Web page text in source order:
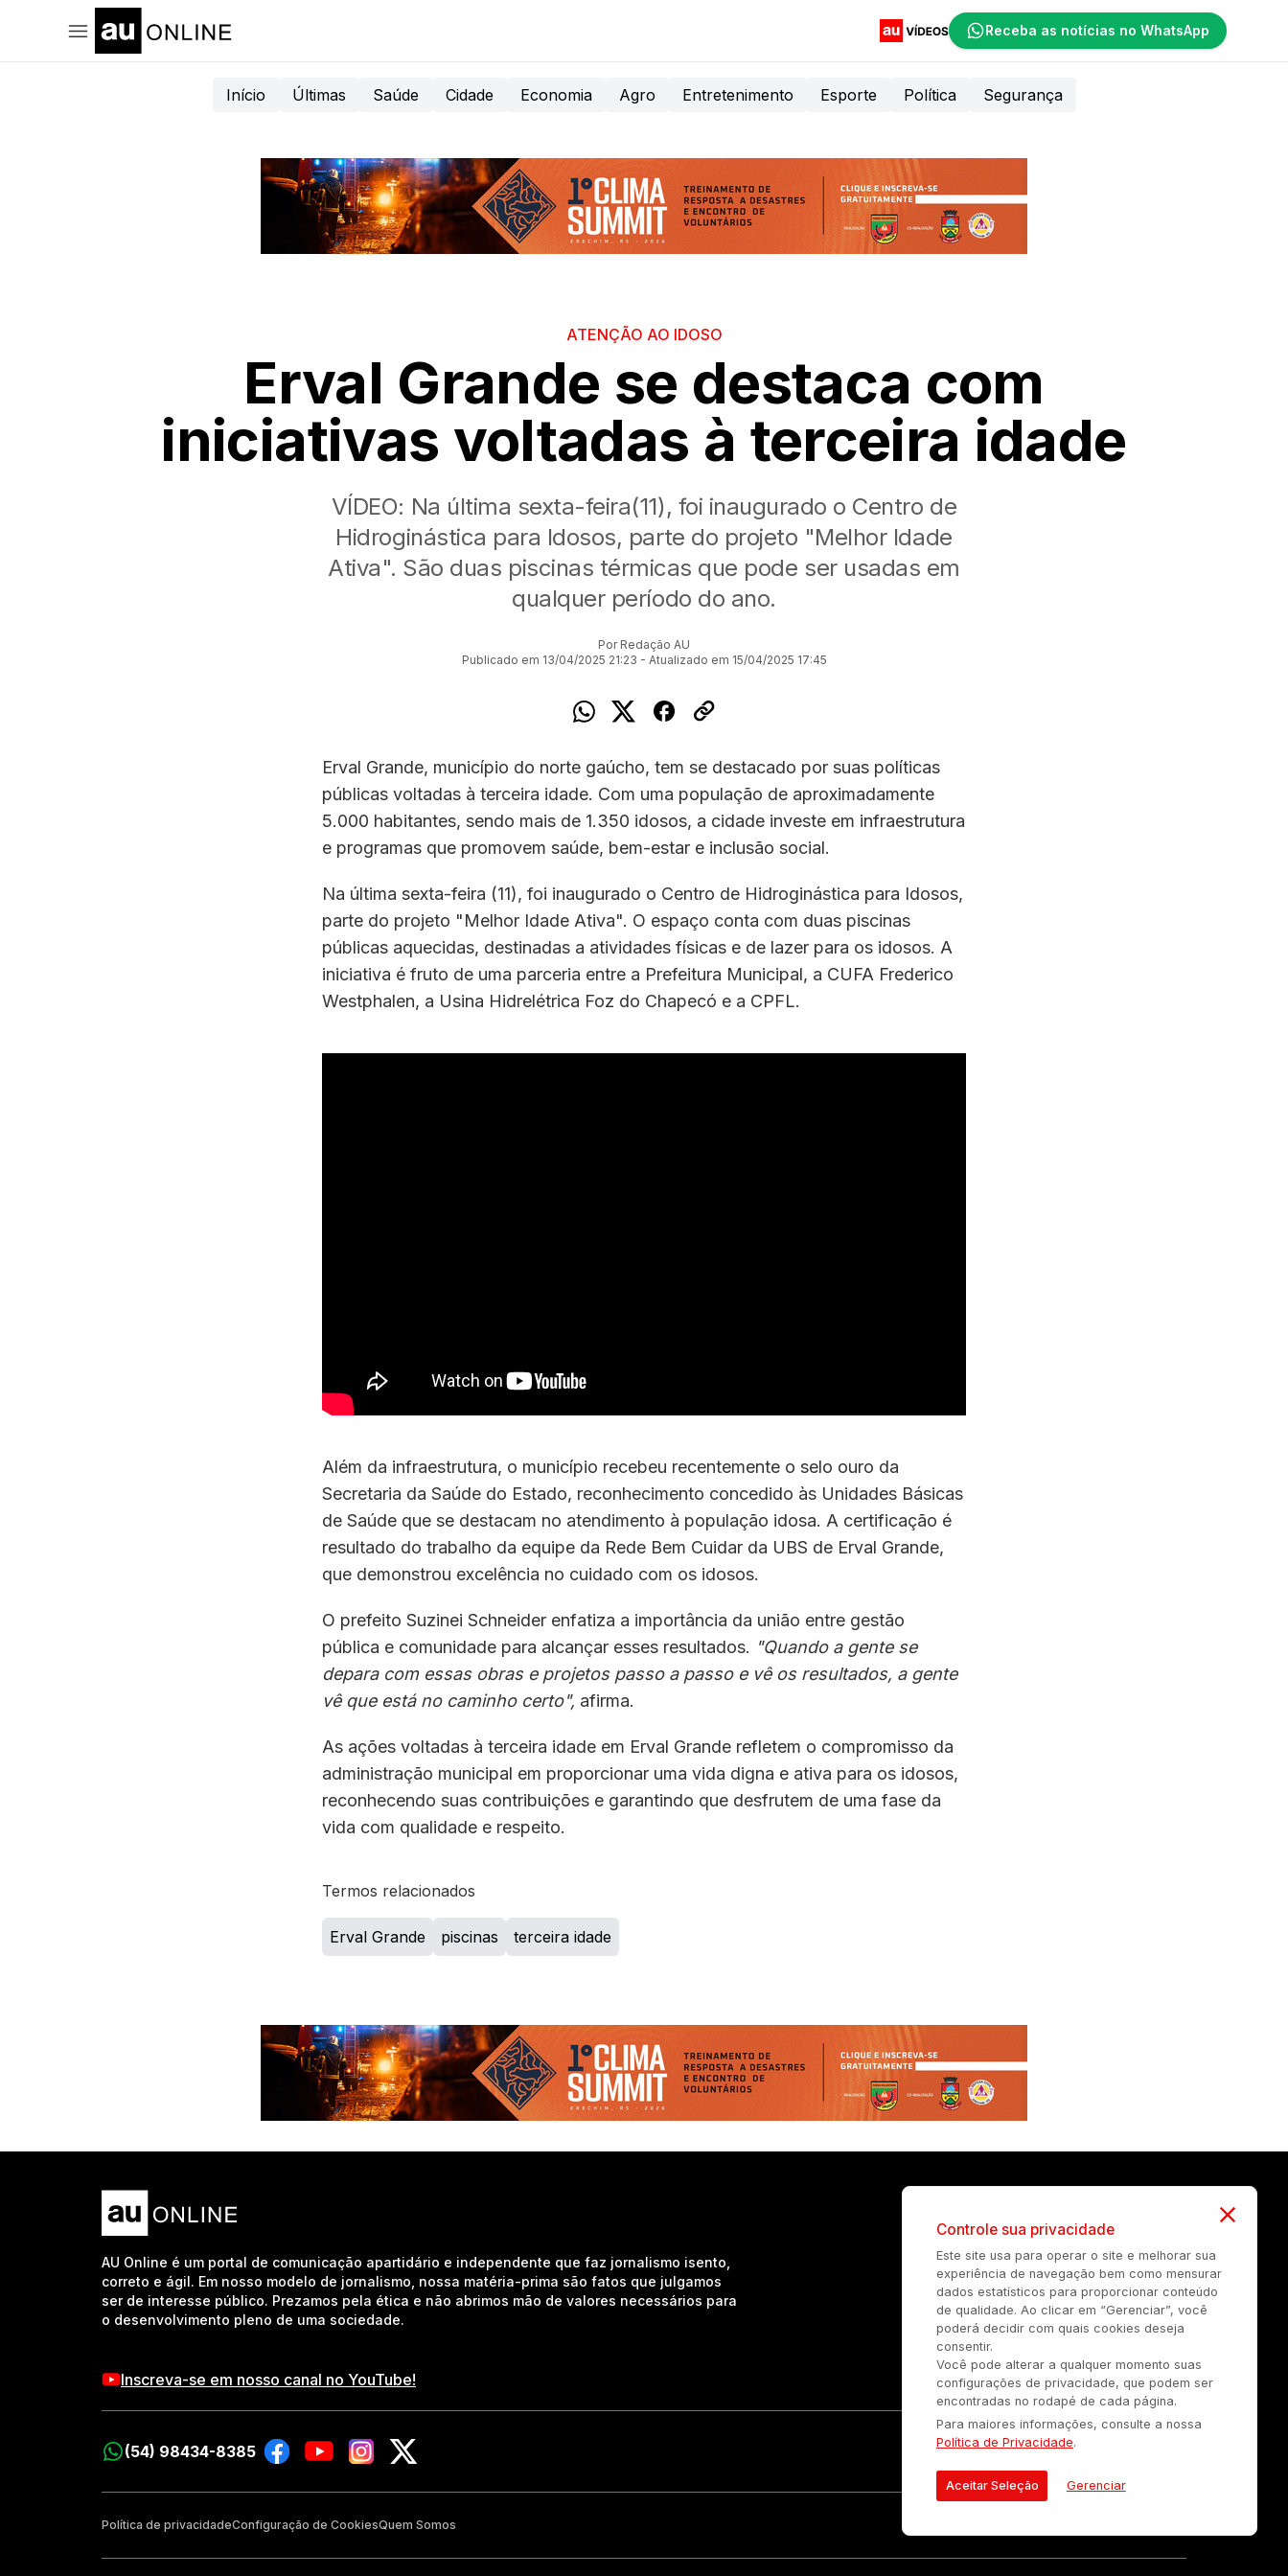
Receba as notícias no WhatsApp
Início Últimas Saúde Cidade Economia Agro Entretenimento Esporte Política Segurança
ATENÇÃO AO IDOSO
Erval Grande se destaca com
iniciativas voltadas à terceira idade
VÍDEO: Na última sexta-feira(11), foi inaugurado o Centro de
Hidroginástica para Idosos, parte do projeto "Melhor Idade
Ativa". São duas piscinas térmicas que pode ser usadas em
qualquer período do ano.
Por Redação AU
Publicado em 13/04/2025 21:23 - Atualizado em 15/04/2025 17:45
Erval Grande, município do norte gaúcho, tem se destacado por suas políticas
públicas voltadas à terceira idade. Com uma população de aproximadamente
5.000 habitantes, sendo mais de 1.350 idosos, a cidade investe em infraestrutura
e programas que promovem saúde, bem-estar e inclusão social.
Na última sexta-feira (11), foi inaugurado o Centro de Hidroginástica para Idosos,
parte do projeto "Melhor Idade Ativa". O espaço conta com duas piscinas
públicas aquecidas, destinadas a atividades físicas e de lazer para os idosos. A
iniciativa é fruto de uma parceria entre a Prefeitura Municipal, a CUFA Frederico
Westphalen, a Usina Hidrelétrica Foz do Chapecó e a CPFL.
Além da infraestrutura, o município recebeu recentemente o selo ouro da
Secretaria da Saúde do Estado, reconhecimento concedido às Unidades Básicas
de Saúde que se destacam no atendimento à população idosa. A certificação é
resultado do trabalho da equipe da Rede Bem Cuidar da UBS de Erval Grande,
que demonstrou excelência no cuidado com os idosos.
O prefeito Suzinei Schneider enfatiza a importância da união entre gestão
pública e comunidade para alcançar esses resultados. "Quando a gente se
depara com essas obras e projetos passo a passo e vê os resultados, a gente
vê que está no caminho certo", afirma.
As ações voltadas à terceira idade em Erval Grande refletem o compromisso da
administração municipal em proporcionar uma vida digna e ativa para os idosos,
reconhecendo suas contribuições e garantindo que desfrutem de uma fase da
vida com qualidade e respeito.
Termos relacionados
Erval Grande piscinas terceira idade
AU Online é um portal de comunicação apartidário e independente que faz jornalismo isento,
correto e ágil. Em nosso modelo de jornalismo, nossa matéria-prima são fatos que julgamos
ser de interesse público. Prezamos pela ética e não abrimos mão de valores necessários para
o desenvolvimento pleno de uma sociedade.
Inscreva-se em nosso canal no YouTube!
(54) 98434-8385
Política de privacidadeConfiguração de CookiesQuem Somos
Controle sua privacidade
Este site usa para operar o site e melhorar sua
experiência de navegação bem como mensurar
dados estatísticos para proporcionar conteúdo
de qualidade. Ao clicar em “Gerenciar”, você
poderá decidir com quais cookies deseja
consentir.
Você pode alterar a qualquer momento suas
configurações de privacidade, que podem ser
encontradas no rodapé de cada página.
Para maiores informações, consulte a nossa
Política de Privacidade.
Aceitar Seleção Gerenciar